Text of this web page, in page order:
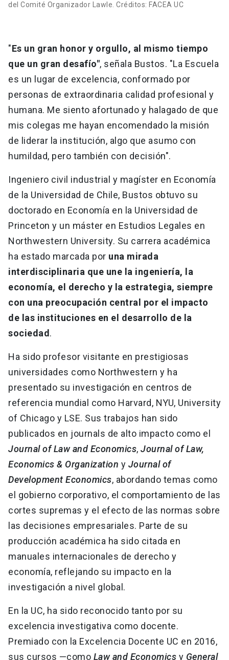
del Comité Organizador Lawle. Créditos: FACEA UC
"Es un gran honor y orgullo, al mismo tiempo
que un gran desafío", señala Bustos. "La Escuela
es un lugar de excelencia, conformado por
personas de extraordinaria calidad profesional y
humana. Me siento afortunado y halagado de que
mis colegas me hayan encomendado la misión
de liderar la institución, algo que asumo con
humildad, pero también con decisión".
Ingeniero civil industrial y magíster en Economía
de la Universidad de Chile, Bustos obtuvo su
doctorado en Economía en la Universidad de
Princeton y un máster en Estudios Legales en
Northwestern University. Su carrera académica
ha estado marcada por una mirada
interdisciplinaria que une la ingeniería, la
economía, el derecho y la estrategia, siempre
con una preocupación central por el impacto
de las instituciones en el desarrollo de la
sociedad .
Ha sido profesor visitante en prestigiosas
universidades como Northwestern y ha
presentado su investigación en centros de
referencia mundial como Harvard, NYU, University
of Chicago y LSE. Sus trabajos han sido
publicados en journals de alto impacto como el
Journal of Law and Economics, Journal of Law,
Economics & Organization y Journal of
Development Economics, abordando temas como
el gobierno corporativo, el comportamiento de las
cortes supremas y el efecto de las normas sobre
las decisiones empresariales. Parte de su
producción académica ha sido citada en
manuales internacionales de derecho y
economía, reflejando su impacto en la
investigación a nivel global.
En la UC, ha sido reconocido tanto por su
excelencia investigativa como docente.
Premiado con la Excelencia Docente UC en 2016,
sus cursos —como Law and Economics y General